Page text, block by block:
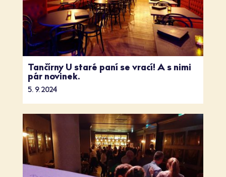
Tančírny U staré paní se vrací! A s nimi
pár novinek.
5. 9. 2024